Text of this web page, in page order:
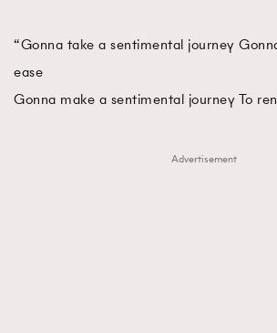
“Gonna take a sentimental journey
ease
Gonna make a sentimental journey To
Advertisement